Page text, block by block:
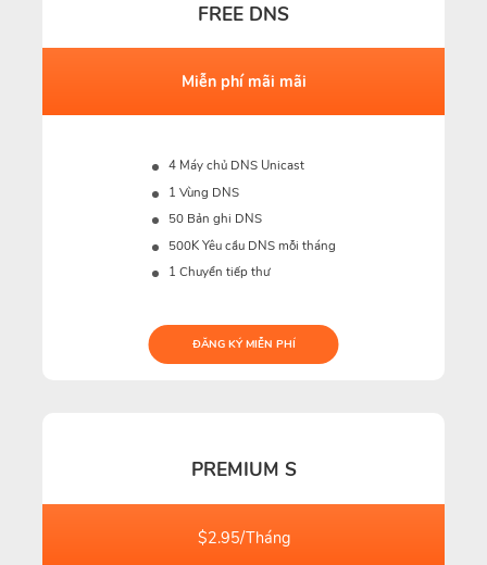
FREE DNS
Miễn phí mãi mãi
4 Máy chủ DNS Unicast
1 Vùng DNS
50 Bản ghi DNS
500KYêu cầu DNS mỗi tháng
1 Chuyển tiếp thư
ĐĂNG KÝ MIỄN PHÍ
PREMIUM S
$2.95/Tháng